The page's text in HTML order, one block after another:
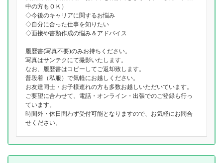
中の方もＯＫ）
◇今後のキャリアに関するお悩み
◇自分に合った仕事を知りたい
◇面接や書類作成の悩み＆アドバイス
履歴書(写真不要)のみお持ちください。
写真はサンテクにて撮影いたします。
なお、履歴書はコピーしてご返却致します。
普段着（私服）で気軽にお越しください。
お友達同士・お子様連れの方も多数お越しいただいています。
ご要望に合わせて、電話・オンライン・出張でのご登録も行っ
ています。
時間外・休日問わず受付可能となりますので、お気軽にお問合
せください。